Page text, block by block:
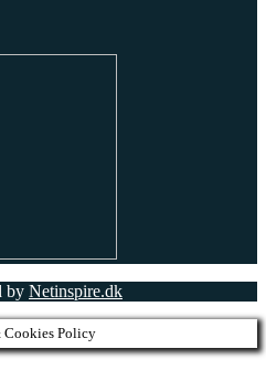
by Netinspire.dk
Cookies Policy